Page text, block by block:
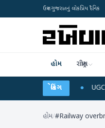
ઉત્તર ગુજરાતનું લોકપ્રિય દૈનિક
હોમ રાષ્ટ્રીય
બ્રેકિંગ
● UGC-NET
હોમ/#Railway